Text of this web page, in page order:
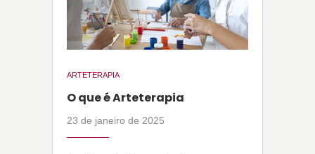
ARTETERAPIA
O que é Arteterapia
23 de janeiro de 2025